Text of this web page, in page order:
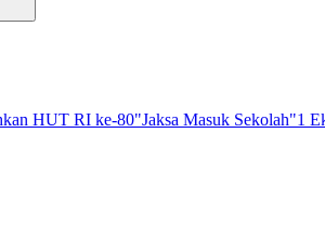
HUT RI ke-80"Jaksa Masuk Sekolah"1